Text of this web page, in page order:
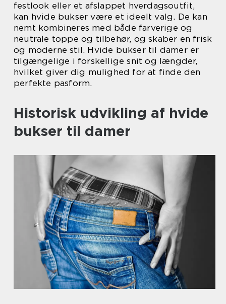
festlook eller et afslappet hverdagsoutfit,
kan hvide bukser være et ideelt valg. De kan
nemt kombineres med både farverige og
neutrale toppe og tilbehør, og skaber en frisk
og moderne stil. Hvide bukser til damer er
tilgængelige i forskellige snit og længder,
hvilket giver dig mulighed for at finde den
perfekte pasform.
Historisk udvikling af hvide
bukser til damer